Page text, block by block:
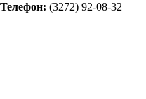
Телефон: (3272) 92-08-32